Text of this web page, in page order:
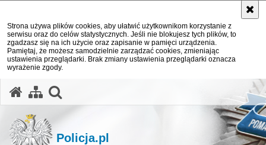
Strona używa plików cookies, aby ułatwić użytkownikom korzystanie z
serwisu oraz do celów statystycznych. Jeśli nie blokujesz tych plików, to
zgadzasz się na ich użycie oraz zapisanie w pamięci urządzenia.
Pamiętaj, że możesz samodzielnie zarządzać cookies, zmieniając
ustawienia przeglądarki. Brak zmiany ustawienia przeglądarki oznacza
wyrażenie zgody.
Policja.pl